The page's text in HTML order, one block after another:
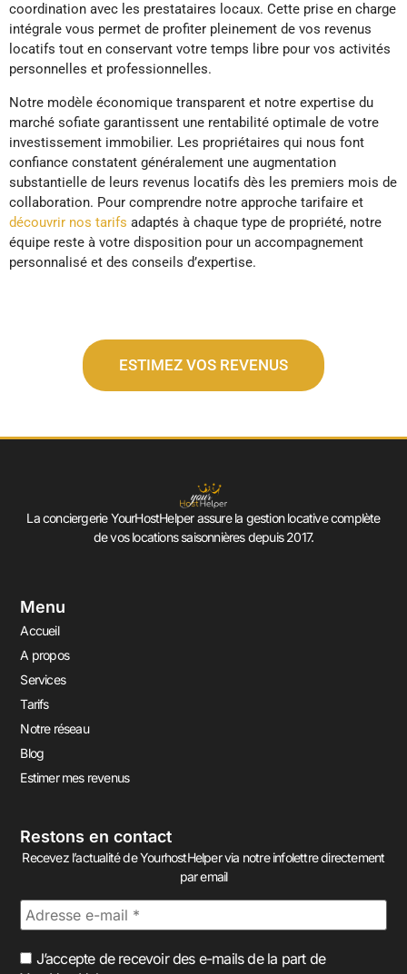
coordination avec les prestataires locaux. Cette prise en charge
intégrale vous permet de profiter pleinement de vos revenus
locatifs tout en conservant votre temps libre pour vos activités
personnelles et professionnelles.
Notre modèle économique transparent et notre expertise du
marché sofiate garantissent une rentabilité optimale de votre
investissement immobilier. Les propriétaires qui nous font
confiance constatent généralement une augmentation
substantielle de leurs revenus locatifs dès les premiers mois de
collaboration. Pour comprendre notre approche tarifaire et
découvrir nos tarifs adaptés à chaque type de propriété, notre
équipe reste à votre disposition pour un accompagnement
personnalisé et des conseils d’expertise.
ESTIMEZ VOS REVENUS
La conciergerie YourHostHelper assure la gestion locative complète
de vos locations saisonnières depuis 2017.
Menu
Accueil
A propos
Services
Tarifs
Notre réseau
Blog
Estimer mes revenus
Restons en contact
Recevez l’actualité de YourhostHelper via notre infolettre directement
par email
J’accepte de recevoir des e-mails de la part de